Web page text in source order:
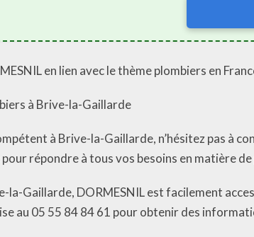
en lien avec le thème plombiers en
à Brive-la-Gaillarde
à Brive-la-Gaillarde, n’hésitez pas à
répondre à tous vos besoins en matière
la-Gaillarde, DORMESNIL est facilement
au 05 55 84 84 61 pour obtenir des